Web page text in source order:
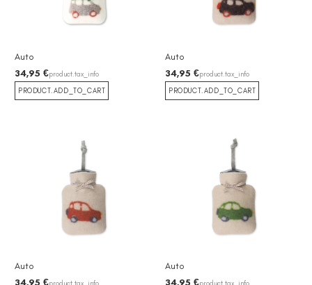
Auto
34,95 €product.tax_info
PRODUCT.ADD_TO_CART
Auto
34,95 €product.tax_info
PRODUCT.ADD_TO_CART
Auto
34,95 €
Auto
34,95 €